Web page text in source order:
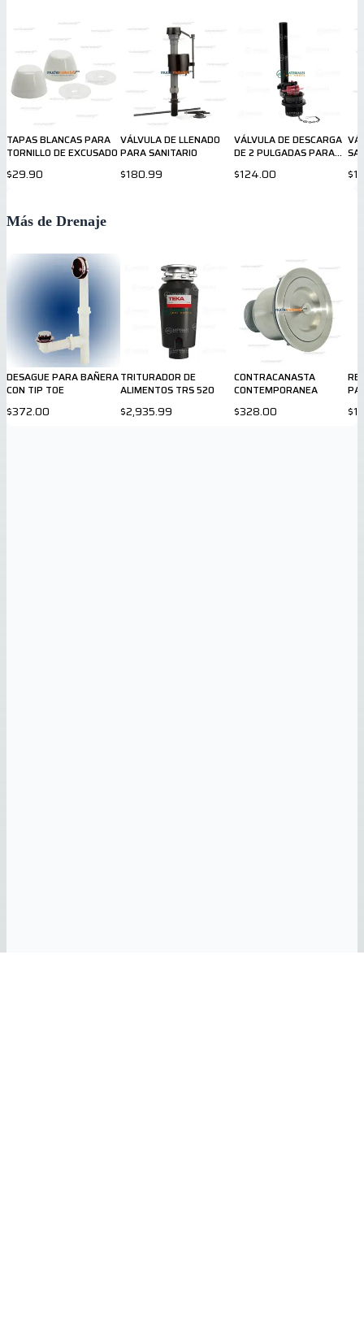
TAPAS BLANCAS PARA
TORNILLO DE EXCUSADO
$29.90
VÁLVULA DE LLENADO
PARA SANITARIO
$180.99
VÁLVULA DE DESCARGA
DE 2 PULGADAS PARA
$124.00
Más de Drenaje
DESAGUE PARA BAÑERA
CON TIP TOE
$372.00
TRITURADOR DE
ALIMENTOS TRS 520
$2,935.99
CONTRACANASTA
CONTEMPORANEA
$328.00